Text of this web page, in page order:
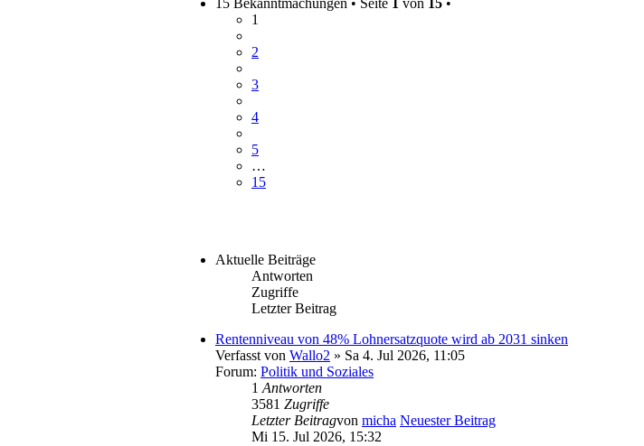
15 Bekanntmachungen • Seite 1 von 15 •
1
2
3
4
5
…
15
Aktuelle Beiträge
Antworten
Zugriffe
Letzter Beitrag
Rentenniveau von 48% Lohnersatzquote wird ab 2031 sinken
Verfasst von Wallo2 » Sa 4. Jul 2026, 11:05
Forum: Politik und Soziales
1 Antworten
3581 Zugriffe
Letzter Beitragvon micha Neuester Beitrag
Mi 15. Jul 2026, 15:32